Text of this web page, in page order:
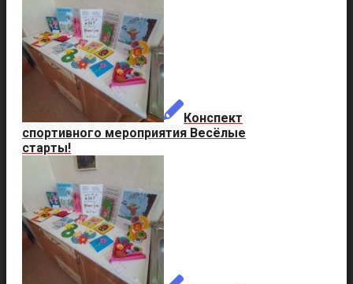
Конспект
спортивного мероприятия Весёлые
старты!